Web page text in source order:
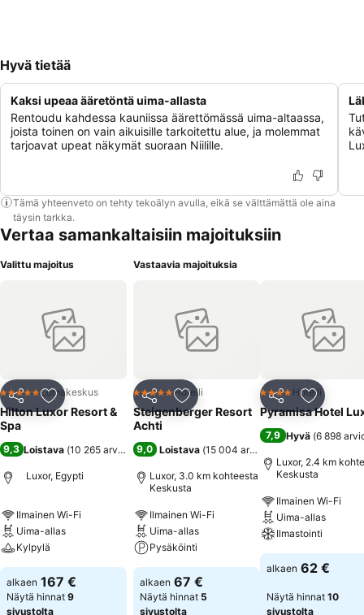
Hyvä tietää
Kaksi upeaa ääretöntä uima-allasta
Rentoudu kahdessa kauniissa äärettömässä uima-altaassa,
joista toinen on vain aikuisille tarkoitettu alue, ja molemmat
tarjoavat upeat näkymät suoraan Niilille.
Tämä yhteenveto on tehty tekoälyn avulla, eikä se välttämättä ole aina
täysin tarkka.
Vertaa samankaltaisiin majoituksiin
Valittu majoitus
Jaa Lisää suosikkeihin
5 TähtiluokitusLomakeskus
Hilton Luxor Resort &
Spa
9,3 Loistava (10 265 arviota)
Luxor, Egypti
Ilmainen Wi-Fi
Uima-allas
Kylpylä
alkaen 167 €
Näytä hinnat 9
sivustolta
Vastaavia majoituksia
Jaa Lisää suosikkeihin
5 Tähtiluokitus
Hotelli
Steigenberger Resort
Achti
9,0 Loistava (15 004 arviota
Luxor, 3.0 km kohteesta
Keskusta
Ilmainen Wi-Fi
Uima-allas
Pysäköinti
alkaen 67 €
Näytä hinnat 5
sivustolta
Jaa Lisää
4 Tähtiluokitus
Hotelli
Pyramisa Hotel
7,9 Hyvä (6 898
Luxor, 2.4 km
Keskusta
Ilmainen Wi-Fi
Uima-allas
Ilmastointi
alkaen 62 €
Näytä hinnat 10
sivustolta